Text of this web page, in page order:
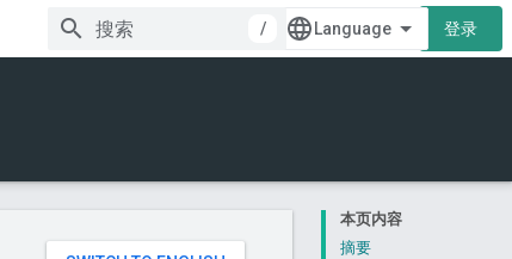
/
登录
本页内容
摘要